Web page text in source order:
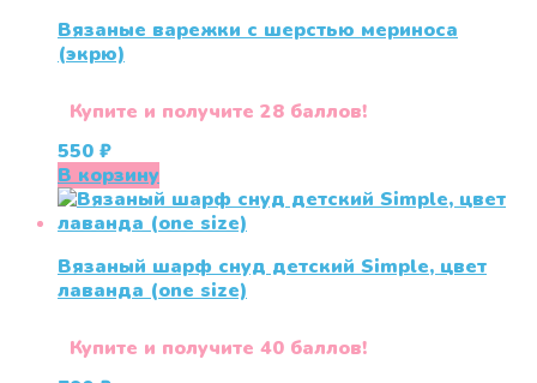
Вязаные варежки c шерстью мериноса
(экрю)
Купите и получите 28 баллов!
550 ₽
В корзину
Вязаный шарф снуд детский Simple, цвет
лаванда (one size)
Купите и получите 40 баллов!